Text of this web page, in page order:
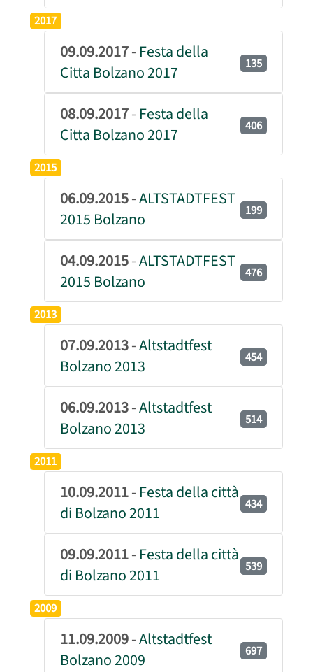
2017
09.09.2017- Festa della
Citta Bolzano 2017
135
08.09.2017- Festa della
Citta Bolzano 2017
406
2015
06.09.2015-ALTSTADTFEST
2015 Bolzano
199
04.09.2015-ALTSTADTFEST
2015 Bolzano
476
2013
07.09.2013-Altstadtfest
Bolzano 2013
454
06.09.2013-Altstadtfest
Bolzano 2013
514
2011
10.09.2011- Festa della città
di Bolzano 2011
434
09.09.2011- Festa della città
di Bolzano 2011
539
2009
11.09.2009-Altstadtfest
Bolzano 2009
697